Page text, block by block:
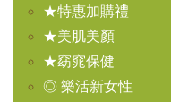
★特惠加購禮
★美肌美顏
★窈窕保健
◎ 樂活新女性